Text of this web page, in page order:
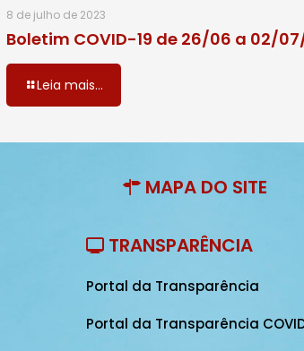
8 de julho de 2023
Boletim COVID-19 de 26/06 a 02/
Leia mais...
MAPA DO SITE
TRANSPARÊNCIA
Portal da Transparência
Portal da Transparência